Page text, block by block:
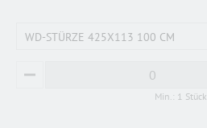
WD-STÜRZE 425X113 100 CM
MINUS
Min.: 1 Stück